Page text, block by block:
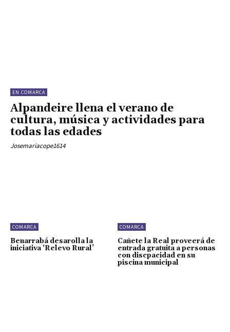
EN COMARCA
Alpandeire llena el verano de
cultura, música y actividades para
todas las edades
Josemariacope1614
COMARCA
Benarrabá desarolla la
iniciativa ‘Relevo Rural’
COMARCA
Cañete la Real proveerá de
entrada gratuita a personas
con discpacidad en su
piscina municipal